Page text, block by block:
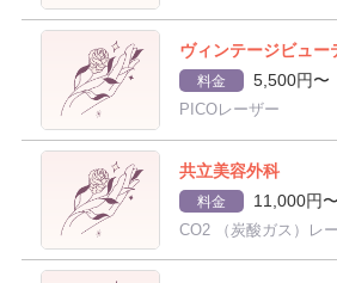
ヴィンテージビュー
料金 5,500円〜
PICOレーザー
共立美容外科
料金 11,000円〜
CO2 （炭酸ガス）レ